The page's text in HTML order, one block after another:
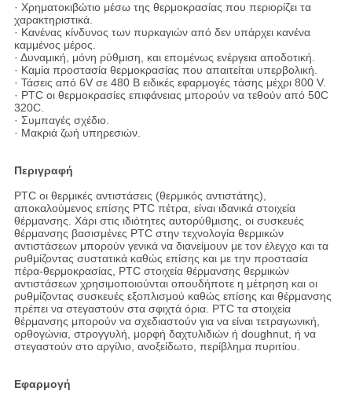
· Χρηματοκιβώτιο μέσω της θερμοκρασίας που περιορίζει τα
χαρακτηριστικά.
· Κανένας κίνδυνος των πυρκαγιών από δεν υπάρχει κανένα
καμμένος μέρος.
· Δυναμική, μόνη ρύθμιση, και επομένως ενέργεια αποδοτική.
· Καμία προστασία θερμοκρασίας που απαιτείται υπερβολική.
· Τάσεις από 6V σε 480 Β ειδικές εφαρμογές τάσης μέχρι 800 V.
· PTC οι θερμοκρασίες επιφάνειας μπορούν να τεθούν από 50C
320C.
· Συμπαγές σχέδιο.
· Μακριά ζωή υπηρεσιών.
Περιγραφή
PTC οι θερμικές αντιστάσεις (θερμικός αντιστάτης),
αποκαλούμενος επίσης PTC πέτρα, είναι ιδανικά στοιχεία
θέρμανσης. Χάρι στις ιδιότητες αυτορύθμισης, οι συσκευές
θέρμανσης βασισμένες PTC στην τεχνολογία θερμικών
αντιστάσεων μπορούν γενικά να διανείμουν με τον έλεγχο και τα
ρυθμίζοντας συστατικά καθώς επίσης και με την προστασία
πέρα-θερμοκρασίας, PTC στοιχεία θέρμανσης θερμικών
αντιστάσεων χρησιμοποιούνται οπουδήποτε η μέτρηση και οι
ρυθμίζοντας συσκευές εξοπλισμού καθώς επίσης και θέρμανσης
πρέπει να στεγαστούν στα σφιχτά όρια. PTC τα στοιχεία
θέρμανσης μπορούν να σχεδιαστούν για να είναι τετραγωνική,
ορθογώνια, στρογγυλή, μορφή δαχτυλιδιών ή doughnut, ή να
στεγαστούν στο αργίλιο, ανοξείδωτο, περίβλημα πυριτίου.
Εφαρμογή